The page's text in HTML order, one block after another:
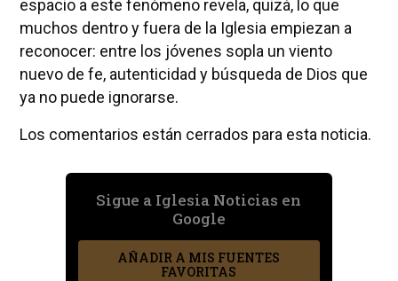
espacio a este fenómeno revela, quizá, lo que
muchos dentro y fuera de la Iglesia empiezan a
reconocer: entre los jóvenes sopla un viento
nuevo de fe, autenticidad y búsqueda de Dios que
ya no puede ignorarse.
Los comentarios están cerrados para esta noticia.
Sigue a Iglesia Noticias en
Google
AÑADIR A MIS FUENTES
FAVORITAS